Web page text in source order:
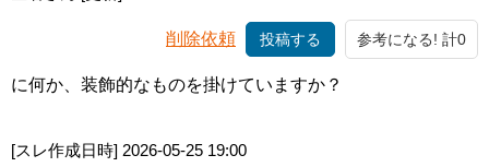
削除依頼 投稿する 参考になる! 計0
に何か、装飾的なものを掛けていますか？
[スレ作成日時] 2026-05-25 19:00